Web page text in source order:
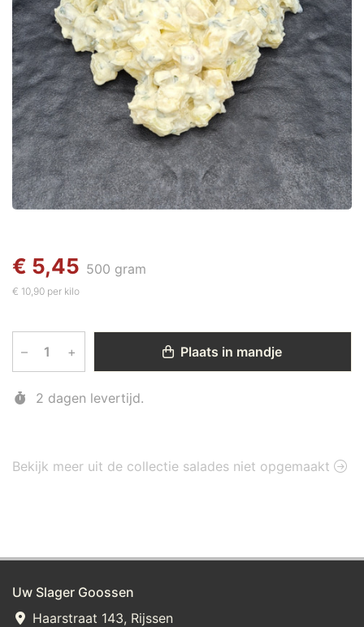
€ 5,45 500 gram
€ 10,90 per kilo
– + Plaats in mandje
2 dagen levertijd.
Bekijk meer uit de collectie salades niet opgemaakt
Uw Slager Goossen
Haarstraat 143, Rijssen